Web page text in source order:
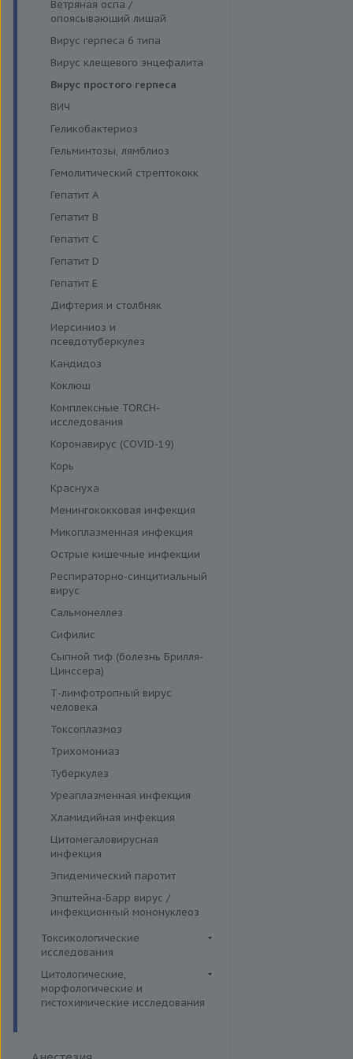
Функция поджелудочной
железы и диагностика
Моноцитарный эрлихиоз
Папилломавирусная инфекция
Парвовирус
Стрептококковая инфекция
Энтеровирусная инфекция
Ветряная оспа /
опоясывающий лишай
Вирус герпеса 6 типа
Вирус клещевого энцефалита
Вирус простого герпеса
ВИЧ
Геликобактериоз
Гельминтозы, лямблиоз
Гемолитический стрептококк
Гепатит A
Гепатит B
Гепатит C
Гепатит D
Гепатит E
Дифтерия и столбняк
Иерсиниоз и
псевдотуберкулез
Кандидоз
Коклюш
Комплексные TORCH-
исследования
Коронавирус (COVID-19)
Корь
Краснуха
Менингококковая инфекция
Микоплазменная инфекция
Острые кишечные инфекции
Респираторно-синцитиальный
вирус
Сальмонеллез
Сифилис
Сыпной тиф (болезнь Брилля-
Цинссера)
Т-лимфотропный вирус
человека
Токсоплазмоз
Трихомониаз
Туберкулез
Уреаплазменная инфекция
Хламидийная инфекция
Цитомегаловирусная
инфекция
Эпидемический паротит
Эпштейна-Барр вирус /
инфекционный мононуклеоз
Токсикологические
исследования
Комплексные исследования
Вирусные гепатиты
Ежегодные обследования
Интимное здоровье
Лекарственный мониторинг
Цитологические,
морфологические и
гистохимические исследования